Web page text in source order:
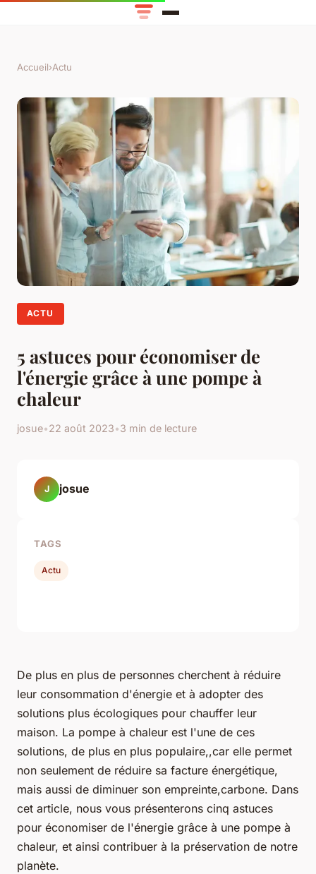
Accueil›Actu
ACTU
5 astuces pour économiser de
l'énergie grâce à une pompe à
chaleur
josue•22 août 2023•3 min de lecture
De plus en plus de personnes cherchent à réduire
leur consommation d'énergie et à adopter des
solutions plus écologiques pour chauffer leur
maison. La pompe à chaleur est l'une de ces
solutions, de plus en plus populaire,,car elle permet
non seulement de réduire sa facture énergétique,
mais aussi de diminuer son empreinte,carbone. Dans
cet article, nous vous présenterons cinq astuces
pour économiser de l'énergie grâce à une pompe à
chaleur, et ainsi contribuer à la préservation de notre
planète.
J josue
TAGS
Actu